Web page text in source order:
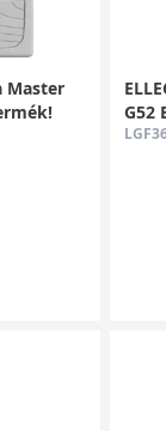
Master
G52